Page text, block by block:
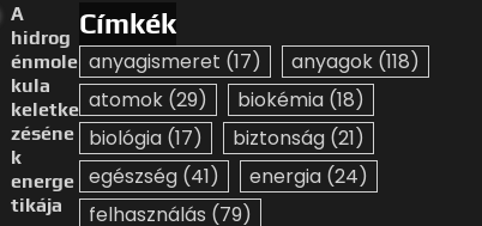
A
hidrog
énmole
kula
keletke
zéséne
k
energe
tikája
Címkék
anyagismeret (17) anyagok (118)
atomok (29) biokémia (18)
biológia (17) biztonság (21)
egészség (41) energia (24)
felhasználás (79)